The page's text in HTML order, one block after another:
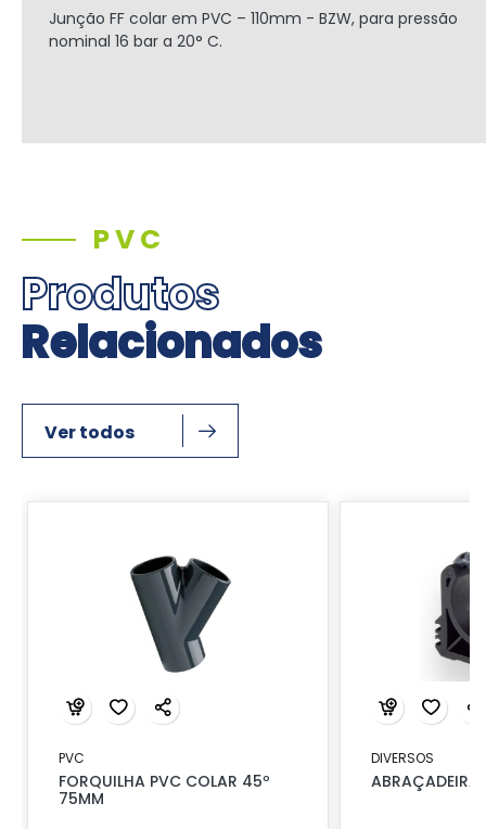
Junção FF colar em PVC – 110mm - BZW, para pressão
nominal 16 bar a 20° C.
PVC
Produtos
Relacionados
Ver todos
PVC
FORQUILHA PVC COLAR 45º
75MM
DIVERSOS
ABRAÇADEIRA